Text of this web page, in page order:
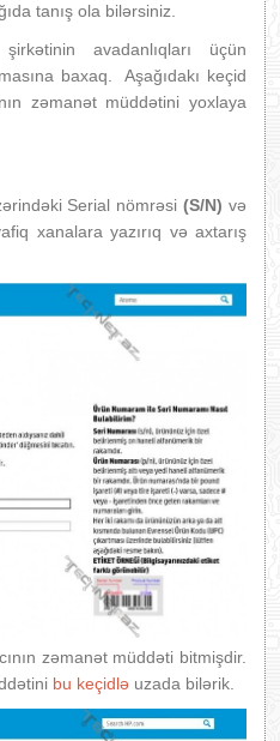
tanış ola bilərsiniz.
şirkətinin avadanlıqları üçün
baxaq. Aşağıdakı keçid
zəmanət müddətini yoxlaya
Serial nömrəsi(S/N) və
xanalara yazırıq və axtarış
zəmanət müddəti bitmişdir.
bu keçidlə uzada bilərik.